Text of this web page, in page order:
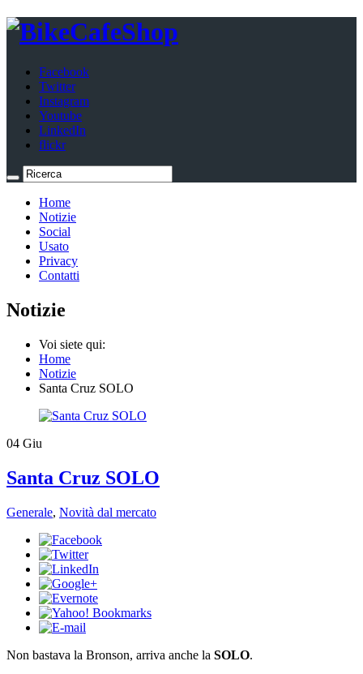
Facebook
Twitter
Instagram
Youtube
LinkedIn
flickr
Home
Notizie
Social
Usato
Privacy
Contatti
Notizie
Voi siete qui:
Home
Notizie
Santa Cruz SOLO
04 Giu
Santa Cruz SOLO
Generale, Novità dal mercato
​Non bastava la Bronson, arriva anche la SOLO.